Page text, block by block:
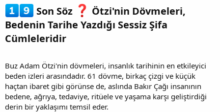
Son Söz
Ötzi'nin Dövmeleri,
Bedenin Tarihe Yazdığı Sessiz Şifa
Cümleleridir​
Buz Adam Ötzi'nin dövmeleri, insanlık tarihinin en etkileyici
beden izleri arasındadır. 61 dövme, birkaç çizgi ve küçük
haçtan ibaret gibi görünse de, aslında Bakır Çağı insanının
bedene, ağrıya, tedaviye, ritüele ve yaşama karşı geliştirdiği
derin bir yaklaşımı temsil eder.